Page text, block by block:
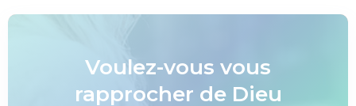
Voulez-vous vous
rapprocher de Dieu